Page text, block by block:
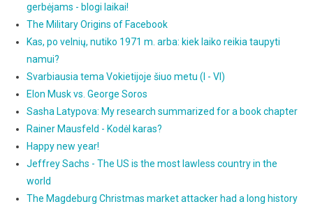
gerbėjams - blogi laikai!
The Military Origins of Facebook
Kas, po velnių, nutiko 1971 m. arba: kiek laiko reikia taupyti
namui?
Svarbiausia tema Vokietijoje šiuo metu (I - VI)
Elon Musk vs. George Soros
Sasha Latypova: My research summarized for a book chapter
Rainer Mausfeld - Kodėl karas?
Happy new year!
Jeffrey Sachs - The US is the most lawless country in the
world
The Magdeburg Christmas market attacker had a long history